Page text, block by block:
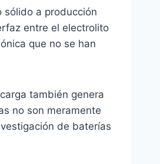
sólido a producción
entre el electrolito
que no se han
también genera
no son meramente
de baterías